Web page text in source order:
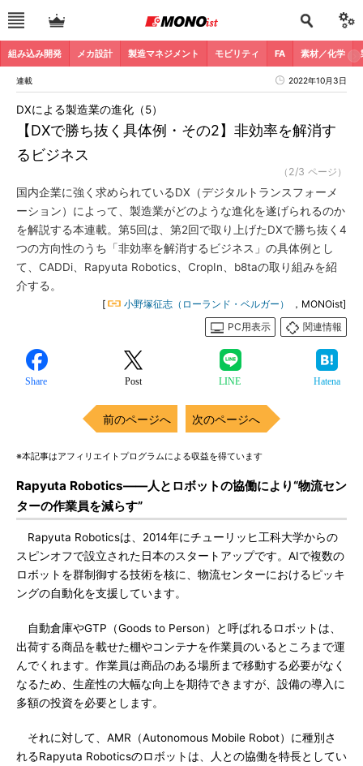
組み込み開発 メカ設計 製造マネジメント モビリティ FA 素材／化学
連載 2022年10月3日
【DXで勝ち抜く具体例・その2】非効率を解消す
るビジネス
DXによる製造業の進化（5）
（2/3 ページ）
国内企業に強く求められているDX（デジタルトランスフォーメ
ーション）によって、製造業がどのような進化を遂げられるのか
を解説する本連載。第5回は、第2回で取り上げたDXで勝ち抜く4
つの方向性のうち「非効率を解消するビジネス」の具体例とし
て、CADDi、Rapyuta Robotics、CropIn、b8taの取り組みを紹
介する。
[ 小野塚征志（ローランド・ベルガー）
，MONOist]
PC用表示
関連情報
Share Post LINE Hatena
前のページへ 次のページへ
※本記事はアフィリエイトプログラムによる収益を得ています
Rapyuta Robotics――人とロボットの協働により“物流セン
ターの作業員を減らす”
Rapyuta Roboticsは、2014年にチューリッヒ工科大学からの
スピンオフで設立された日本のスタートアップです。AIで複数の
ロボットを群制御する技術を核に、物流センターにおけるピッキ
ングの自動化を支援しています。
自動倉庫やGTP（Goods to Person）と呼ばれるロボットは、
出荷する商品を載せた棚やコンテナを作業員のいるところまで運
んでくれます。作業員は商品のある場所まで移動する必要がなく
なるため、生産性の大幅な向上を期待できますが、設備の導入に
多額の投資を必要とします。
それに対して、AMR（Autonomous Mobile Robot）に種別さ
れるRapyuta Roboticsのロボットは、人との協働を特長としてい